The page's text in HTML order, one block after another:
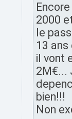
2000
le
13
il vont
2M€...
bien!!!
Non